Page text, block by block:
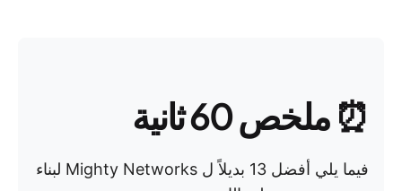
⏰ ملخص 60 ثانية
فيما يلي أفضل 13 بديلاً ل Mighty Networks لبناء